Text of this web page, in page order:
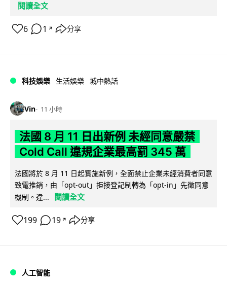
閱讀全文
6 1 ↗ 分享
科技娛樂 生活娛樂 城中熱話
Vin 11 小時
法國 8 月 11 日出新例 未經同意嚴禁
Cold Call 違規企業最高罰 345 萬
法國將於 8 月 11 日起實施新例，全面禁止企業未經消費者同意
致電推銷，由「opt-out」拒接登記制轉為「opt-in」先徵同意
機制。違...
閱讀全文
199 19 ↗ 分享
人工智能